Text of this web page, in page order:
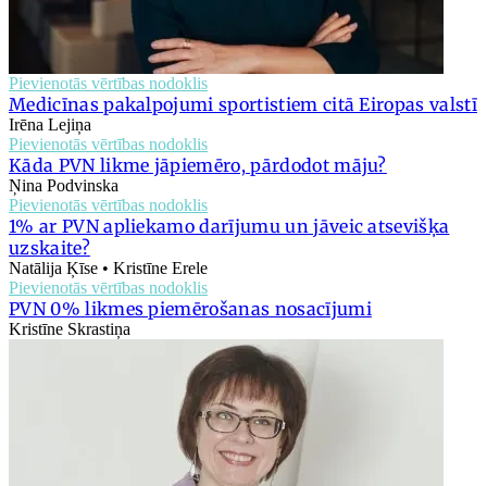
Pievienotās vērtības nodoklis
Medicīnas pakalpojumi sportistiem citā Eiropas valstī
Irēna Lejiņa
Pievienotās vērtības nodoklis
Kāda PVN likme jāpiemēro, pārdodot māju?
Ņina Podvinska
Pievienotās vērtības nodoklis
1% ar PVN apliekamo darījumu un jāveic atsevišķa
uzskaite?
Natālija Ķīse • Kristīne Erele
Pievienotās vērtības nodoklis
PVN 0% likmes piemērošanas nosacījumi
Kristīne Skrastiņa